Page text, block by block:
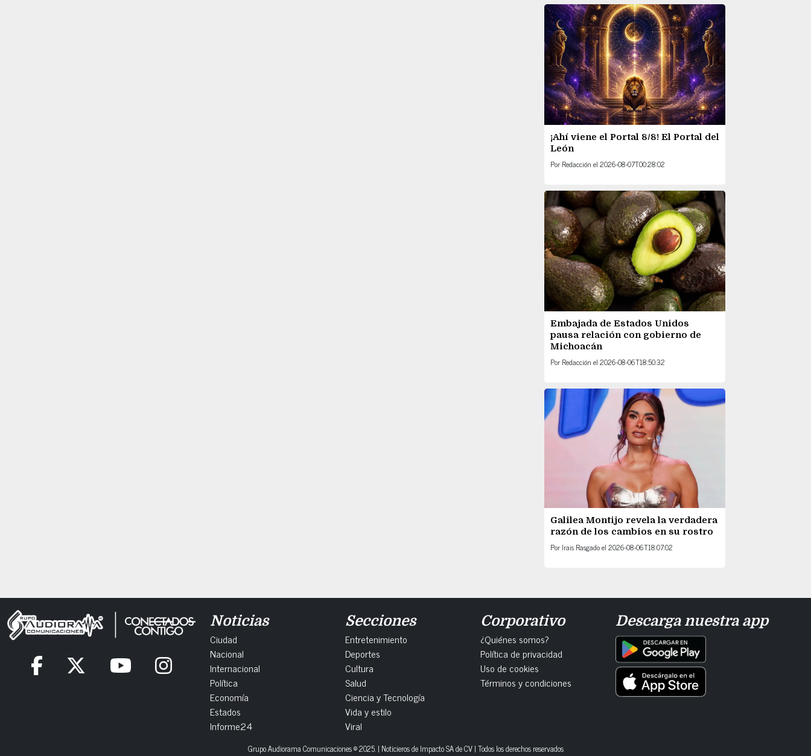
¡Ahí viene el Portal 8/8! El Portal del
León
Por Redacción el 2026-08-07T00:28:02
Embajada de Estados Unidos
pausa relación con gobierno de
Michoacán
Por Redacción el 2026-08-06T18:50:32
Galilea Montijo revela la verdadera
razón de los cambios en su rostro
Por Irais Rasgadoel 2026-08-06T18:07:02
Noticias
Ciudad
Nacional
Internacional
Política
Economía
Estados
Informe24
Secciones
Entretenimiento
Deportes
Cultura
Salud
Ciencia y Tecnología
Vida y estilo
Viral
Corporativo
¿Quiénes somos?
Política de privacidad
Uso de cookies
Términos y condiciones
Descarga nuestra app
Grupo Audiorama Comunicaciones © 2025. | Noticieros de Impacto SA de CV | Todos los derechos reservados